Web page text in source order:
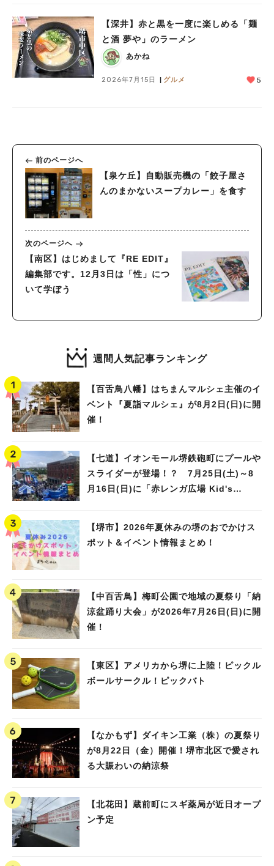
【深井】赤と黒を一度に楽しめる「麺
と酒 夢や」のラーメン
あかね
2026年7月15日 グルメ 5
前のページへ
【泉ケ丘】自動販売機の「餃子屋さ
んのまかないスープカレー」を食す
次のページへ
【南区】はじめまして『RE EDIT』
編集部です。12月3日は「性」につ
いて学ぼう
週間人気記事ランキング
【百舌鳥八幡】はちまんマルシェ主催のイ
ベント『夏詣マルシェ』が8月2日(日)に開
催！
【七道】イオンモール堺鉄砲町にプールや
スライダーが登場！？ 7月25日(土)～8
月16日(日)に「赤レンガ広場 Kid's
【堺市】2026年夏休みの堺のおでかけス
ポット＆イベント情報まとめ！
【中百舌鳥】梅町公園で地域の夏祭り「納
涼盆踊り大会」が2026年7月26日(日)に開
催！
【東区】アメリカから堺に上陸！ピックル
ボールサークル！ピックバト
【なかもず】ダイキン工業（株）の夏祭り
が8月22日（金）開催！堺市北区で愛され
る大賑わいの納涼祭
【北花田】蔵前町にスギ薬局が近日オープ
ン予定